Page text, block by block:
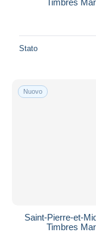
Stato
Nuovo
Saint-Pierre-et-
Timbres